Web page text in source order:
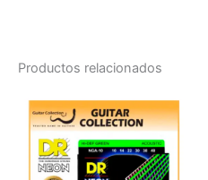
Productos relacionados